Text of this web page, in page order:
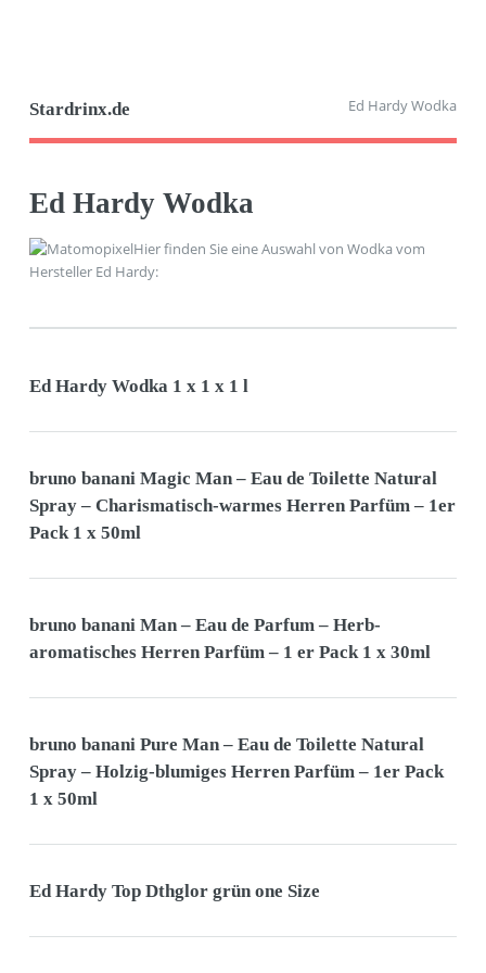
Stardrinx.de Ed Hardy Wodka
Ed Hardy Wodka
Hier finden Sie eine Auswahl von Wodka vom
Hersteller Ed Hardy:
Ed Hardy Wodka 1 x 1 x 1 l
bruno banani Magic Man – Eau de Toilette Natural
Spray – Charismatisch-warmes Herren Parfüm – 1er
Pack 1 x 50ml
bruno banani Man – Eau de Parfum – Herb-
aromatisches Herren Parfüm – 1 er Pack 1 x 30ml
bruno banani Pure Man – Eau de Toilette Natural
Spray – Holzig-blumiges Herren Parfüm – 1er Pack
1 x 50ml
Ed Hardy Top Dthglor grün one Size